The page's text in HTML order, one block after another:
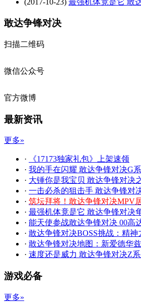
敢达争锋对决
扫描二维码
微信公众号
官方微博
最新资讯
更多»
·
《17173独家礼包》上架速领
· 我的手在闪耀 敢达争锋对决G
· 大锤你是我宝贝 敢达争锋对决
· 一击必杀的狙击手 敢达争锋对
· 筑坛拜将！敢达争锋对决MPV
· 最强机体竟是它 敢达争锋对决
· 能天使参战敢达争锋对决 00高
· 敢达争锋对决BOSS挑战：精神
· 敢达争锋对决地图：新爱德华
· 速度还是威力 敢达争锋对决Z
游戏必备
更多»